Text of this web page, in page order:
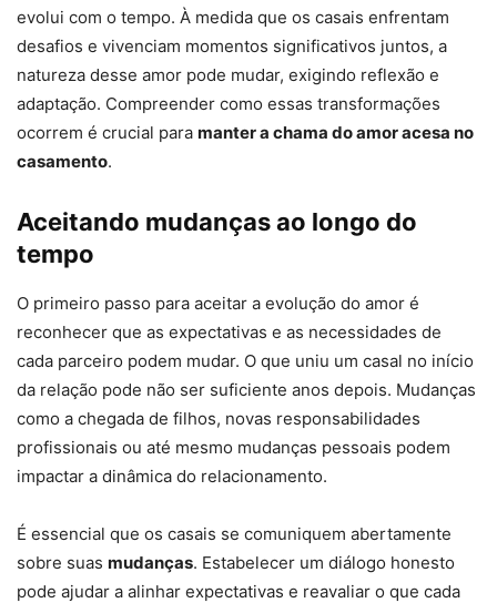
evolui com o tempo. À medida que os casais enfrentam
desafios e vivenciam momentos significativos juntos, a
natureza desse amor pode mudar, exigindo reflexão e
adaptação. Compreender como essas transformações
ocorrem é crucial para manter a chama do amor acesa no
casamento.
Aceitando mudanças ao longo do
tempo
O primeiro passo para aceitar a evolução do amor é
reconhecer que as expectativas e as necessidades de
cada parceiro podem mudar. O que uniu um casal no início
da relação pode não ser suficiente anos depois. Mudanças
como a chegada de filhos, novas responsabilidades
profissionais ou até mesmo mudanças pessoais podem
impactar a dinâmica do relacionamento.
É essencial que os casais se comuniquem abertamente
sobre suas mudanças. Estabelecer um diálogo honesto
pode ajudar a alinhar expectativas e reavaliar o que cada